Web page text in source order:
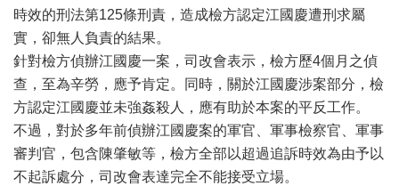
時效的刑法第125條刑責，造成檢方認定江國慶遭刑求屬
實，卻無人負責的結果。
針對檢方偵辦江國慶一案，司改會表示，檢方歷4個月之偵
查，至為辛勞，應予肯定。同時，關於江國慶涉案部分，檢
方認定江國慶並未強姦殺人，應有助於本案的平反工作。
不過，對於多年前偵辦江國慶案的軍官、軍事檢察官、軍事
審判官，包含陳肇敏等，檢方全部以超過追訴時效為由予以
不起訴處分，司改會表達完全不能接受立場。